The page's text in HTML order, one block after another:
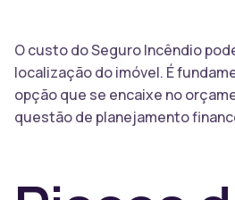
O custo do Seguro Incêndio
localização do imóvel. É
opção que se encaixe no
questão de planejamento